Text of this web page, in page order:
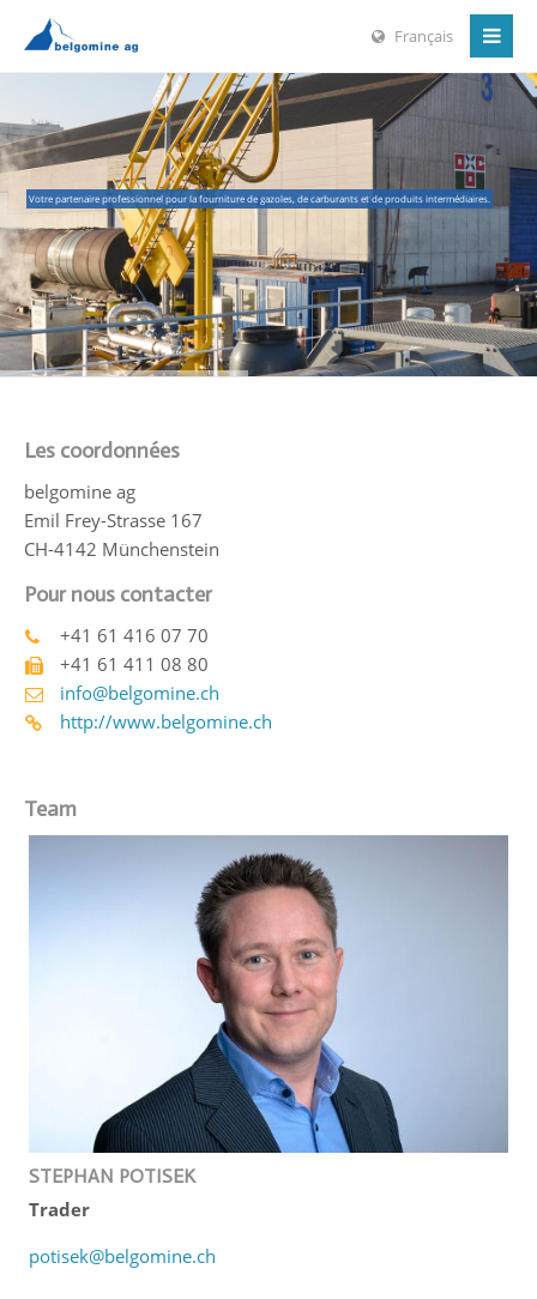
Français
Votre partenaire professionnel pour la fourniture de gazoles, de carburants et de produits intermédiaires.
Les coordonnées
belgomine ag
Emil Frey-Strasse 167
CH-4142 Münchenstein
Pour nous contacter
+41 61 416 07 70
+41 61 411 08 80
info@belgomine.ch
http://www.belgomine.ch
Team
STEPHAN POTISEK
Trader
potisek@belgomine.ch